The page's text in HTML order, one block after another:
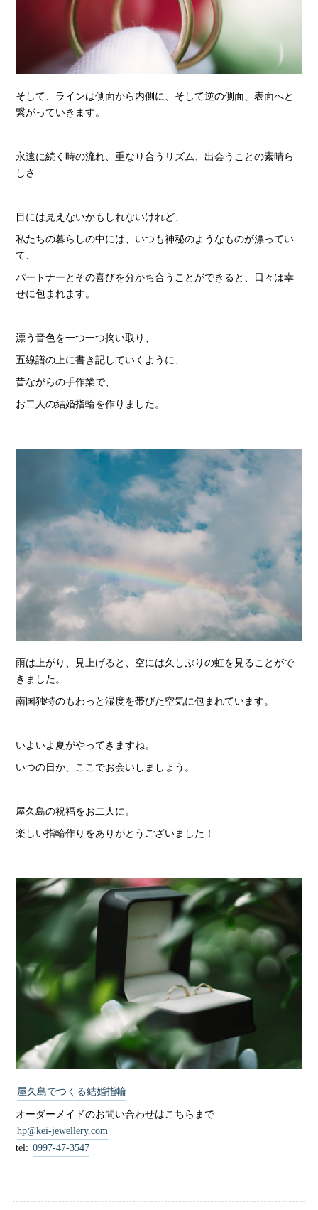
そして、ラインは側面から内側に、そして逆の側面、表面へと
繋がっていきます。
永遠に続く時の流れ、重なり合うリズム、出会うことの素晴ら
しさ
目には見えないかもしれないけれど、
私たちの暮らしの中には、いつも神秘のようなものが漂ってい
て、
パートナーとその喜びを分かち合うことができると、日々は幸
せに包まれます。
漂う音色を一つ一つ掬い取り、
五線譜の上に書き記していくように、
昔ながらの手作業で、
お二人の結婚指輪を作りました。
雨は上がり、見上げると、空には久しぶりの虹を見ることがで
きました。
南国独特のもわっと湿度を帯びた空気に包まれています。
いよいよ夏がやってきますね。
いつの日か、ここでお会いしましょう。
屋久島の祝福をお二人に。
楽しい指輪作りをありがとうございました！
屋久島でつくる結婚指輪
オーダーメイドのお問い合わせはこちらまで
hp@kei-jewellery.com
tel: 0997-47-3547